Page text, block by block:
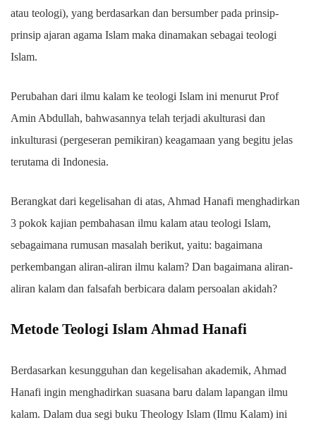
atau teologi), yang berdasarkan dan bersumber pada prinsip-
prinsip ajaran agama Islam maka dinamakan sebagai teologi
Islam.
Perubahan dari ilmu kalam ke teologi Islam ini menurut Prof
Amin Abdullah, bahwasannya telah terjadi akulturasi dan
inkulturasi (pergeseran pemikiran) keagamaan yang begitu jelas
terutama di Indonesia.
Berangkat dari kegelisahan di atas, Ahmad Hanafi menghadirkan
3 pokok kajian pembahasan ilmu kalam atau teologi Islam,
sebagaimana rumusan masalah berikut, yaitu: bagaimana
perkembangan aliran-aliran ilmu kalam? Dan bagaimana aliran-
aliran kalam dan falsafah berbicara dalam persoalan akidah?
Metode Teologi Islam Ahmad Hanafi
Berdasarkan kesungguhan dan kegelisahan akademik, Ahmad
Hanafi ingin menghadirkan suasana baru dalam lapangan ilmu
kalam. Dalam dua segi buku Theology Islam (Ilmu Kalam) ini